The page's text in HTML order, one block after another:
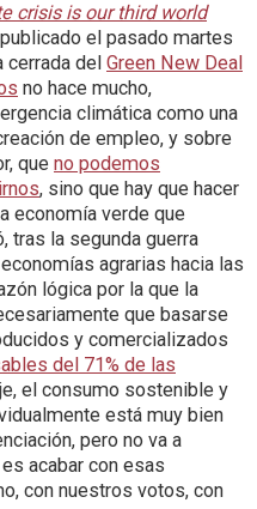
crisis is our third world
el pasado martes
cerrada del Green New Deal
no hace mucho,
climática como una
de empleo, y sobre
que no podemos
, sino que hay que hacer
economía verde que
tras la segunda guerra
agrarias hacia las
lógica por la que la
que basarse
y comercializados
del 71% de las
el consumo sostenible y
está muy bien
pero no va a
acabar con esas
con nuestros votos, con